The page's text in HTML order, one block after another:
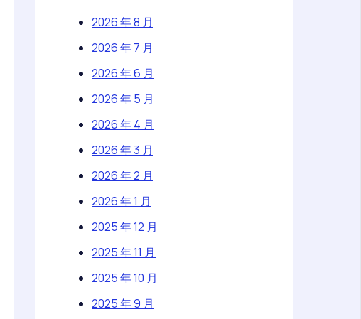
2026 年 8 月
2026 年 7 月
2026 年 6 月
2026 年 5 月
2026 年 4 月
2026 年 3 月
2026 年 2 月
2026 年 1 月
2025 年 12 月
2025 年 11 月
2025 年 10 月
2025 年 9 月